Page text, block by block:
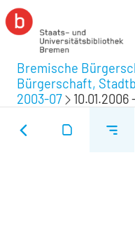
Bremische
Bürgerschaft,
2003-07